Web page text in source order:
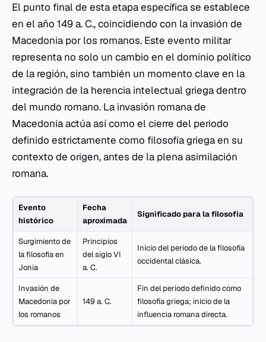
El punto final de esta etapa específica se establece
en el año 149 a. C., coincidiendo con la invasión de
Macedonia por los romanos. Este evento militar
representa no solo un cambio en el dominio político
de la región, sino también un momento clave en la
integración de la herencia intelectual griega dentro
del mundo romano. La invasión romana de
Macedonia actúa así como el cierre del periodo
definido estrictamente como filosofía griega en su
contexto de origen, antes de la plena asimilación
romana.
Evento
histórico
Fecha
aproximada
Significado para la filosofía
Surgimiento de
la filosofía en
Jonia
Principios
del siglo VI
a. C.
Inicio del periodo de la filosofía
occidental clásica.
Invasión de
Macedonia por
los romanos
149 a. C.
Fin del periodo definido como
filosofía griega; inicio de la
influencia romana directa.